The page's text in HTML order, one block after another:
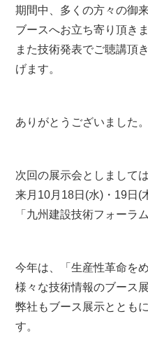
期間中、多くの方々の御
ブースへお立ち寄り頂き
また技術発表でご聴講頂
げます。
ありがとうございました。
次回の展示会としましては
来月10月18日(水)・19日(
「九州建設技術フォーラ
今年は、「生産性革命を
様々な技術情報のブース
弊社もブース展示ととも
す。